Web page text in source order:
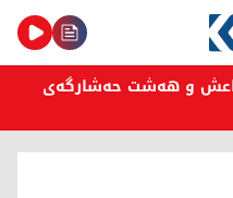
و هەشت حەشارگەی